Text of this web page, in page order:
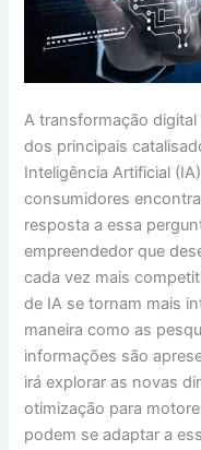
A transformação
dos principais
Inteligência Artificial
consumidores
resposta a essa
empreendedor que
cada vez mais
de IA se tornam mais
maneira como as
informações são
irá explorar as novas
otimização para
podem se adaptar a